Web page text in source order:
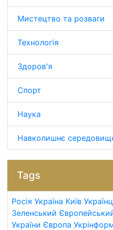
Мистецтво та розваги
Технологія
Здоров'я
Спорт
Наука
Навколишнє
Tags
Росія Україна Київ
Зеленський
України Європа